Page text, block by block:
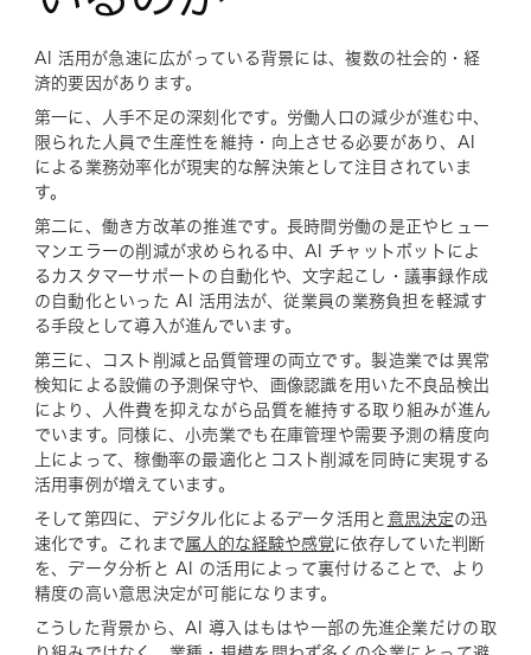
AI 活用が急速に広がっている背景には、複数の社会的・経
済的要因があります。
第一に、人手不足の深刻化です。労働人口の減少が進む中、
限られた人員で生産性を維持・向上させる必要があり、AI
による業務効率化が現実的な解決策として注目されていま
す。
第二に、働き方改革の推進です。長時間労働の是正やヒュー
マンエラーの削減が求められる中、AI チャットボットによ
るカスタマーサポートの自動化や、文字起こし・議事録作成
の自動化といった AI 活用法が、従業員の業務負担を軽減す
る手段として導入が進んでいます。
第三に、コスト削減と品質管理の両立です。製造業では異常
検知による設備の予測保守や、画像認識を用いた不良品検出
により、人件費を抑えながら品質を維持する取り組みが進ん
でいます。同様に、小売業でも在庫管理や需要予測の精度向
上によって、稼働率の最適化とコスト削減を同時に実現する
活用事例が増えています。
そして第四に、デジタル化によるデータ活用と 意思決定の迅
速化です。これまで属人的な経験や感覚 に依存していた判断
を、データ分析と AI の活用によって裏付けることで、より
精度の高い意思決定が可能になります。
こうした背景から、AI 導入はもはや一部の先進企業だけの取